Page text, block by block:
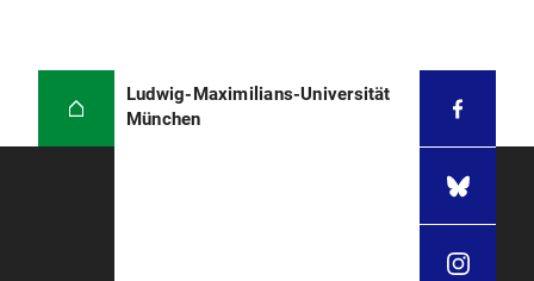
Ludwig-Maximilians-Universität
München